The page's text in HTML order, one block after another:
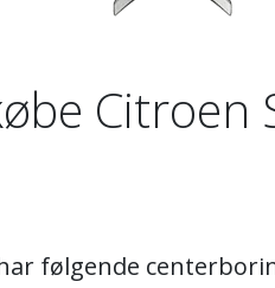
Citroen
følgende